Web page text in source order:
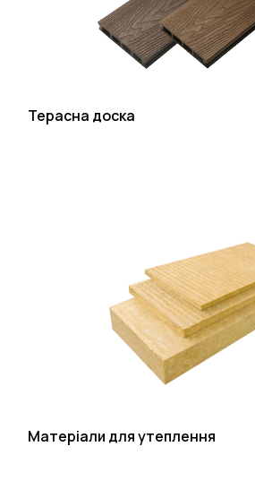
Терасна доска
Матеріали для утеплення